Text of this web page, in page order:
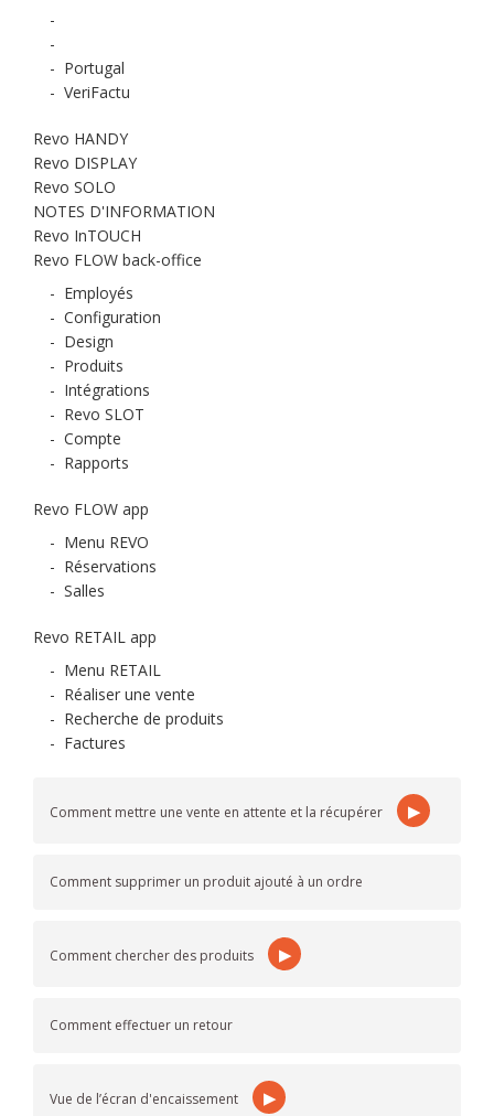
-
-
- Portugal
- VeriFactu
Revo HANDY
Revo DISPLAY
Revo SOLO
NOTES D'INFORMATION
Revo InTOUCH
Revo FLOW back-office
- Employés
- Configuration
- Design
- Produits
- Intégrations
- Revo SLOT
- Compte
- Rapports
Revo FLOW app
- Menu REVO
- Réservations
- Salles
Revo RETAIL app
- Menu RETAIL
- Réaliser une vente
- Recherche de produits
- Factures
Comment mettre une vente en attente et la récupérer ▶
Comment supprimer un produit ajouté à un ordre
Comment chercher des produits ▶
Comment effectuer un retour
Vue de l’écran d'encaissement ▶